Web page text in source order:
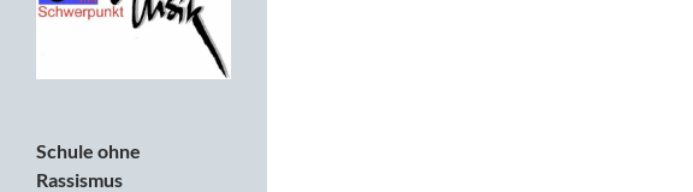
Schule ohne
Rassismus